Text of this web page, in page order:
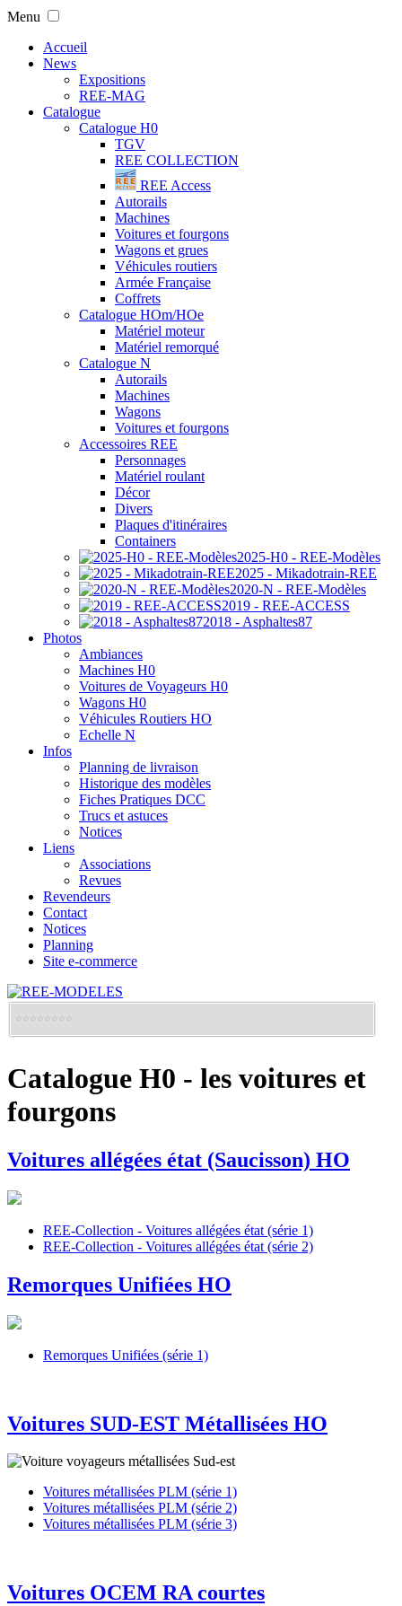
Menu
Accueil
News
Expositions
REE-MAG
Catalogue
Catalogue H0
TGV
REE COLLECTION
REE Access
Autorails
Machines
Voitures et fourgons
Wagons et grues
Véhicules routiers
Armée Française
Coffrets
Catalogue HOm/HOe
Matériel moteur
Matériel remorqué
Catalogue N
Autorails
Machines
Wagons
Voitures et fourgons
Accessoires REE
Personnages
Matériel roulant
Décor
Divers
Plaques d'itinéraires
Containers
2025-H0 - REE-Modèles
2025 - Mikadotrain-REE
2020-N - REE-Modèles
2019 - REE-ACCESS
2018 - Asphaltes87
Photos
Ambiances
Machines H0
Voitures de Voyageurs H0
Wagons H0
Véhicules Routiers HO
Echelle N
Infos
Planning de livraison
Historique des modèles
Fiches Pratiques DCC
Trucs et astuces
Notices
Liens
Associations
Revues
Revendeurs
Contact
Notices
Planning
Site e-commerce
Catalogue H0 - les voitures et
fourgons
Voitures allégées état (Saucisson) HO
REE-Collection - Voitures allégées état (série 1)
REE-Collection - Voitures allégées état (série 2)
Remorques Unifiées HO
Remorques Unifiées (série 1)
Voitures SUD-EST Métallisées HO
Voitures métallisées PLM (série 1)
Voitures métallisées PLM (série 2)
Voitures métallisées PLM (série 3)
Voitures OCEM RA courtes